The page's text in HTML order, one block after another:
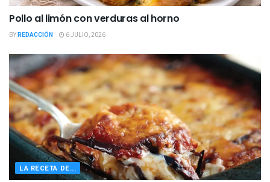
Pollo al limón con verduras al horno
BYREDACCIÓN 6 JULIO, 2026
LA RECETA DE...